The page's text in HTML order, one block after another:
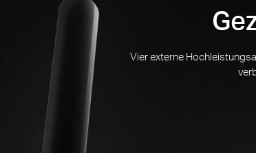
Vier externe